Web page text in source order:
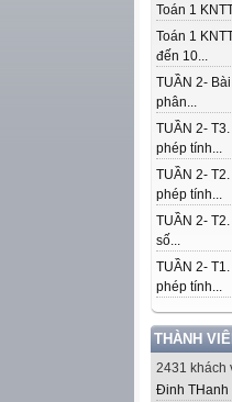
Toán 1
Toán 1
đến 10...
TUẦN 2-
phân...
TUẦN 2-
phép tính...
TUẦN 2-
phép tính...
TUẦN 2-
số...
TUẦN 2-
phép tính...
THÀNH
2431 khách
Đinh THanh